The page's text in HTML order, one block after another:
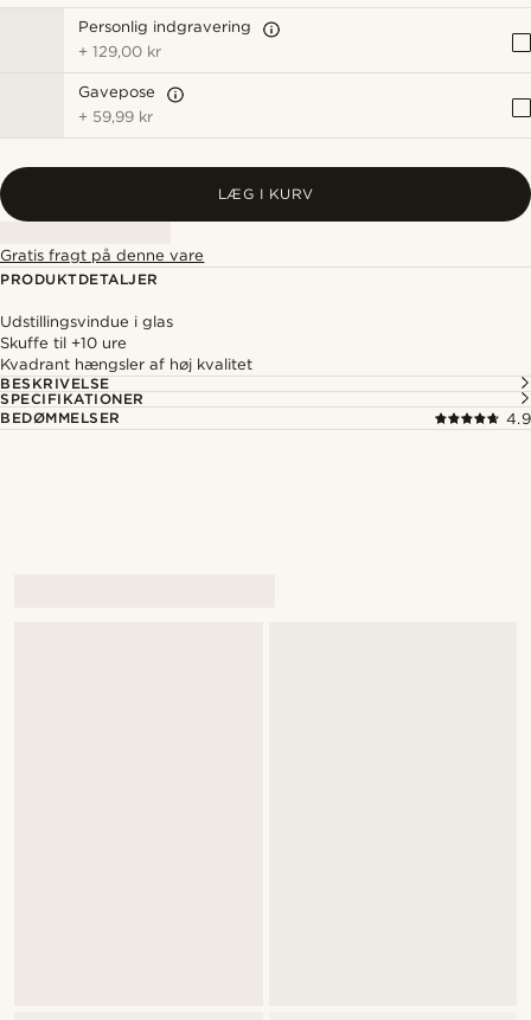
Personlig indgravering
+129,00 kr
Gavepose
+ 59,99 kr
LÆG I KURV
Gratis fragt på denne vare
PRODUKTDETALJER
Udstillingsvindue i glas
Skuffe til +10 ure
Kvadrant hængsler af høj kvalitet
BESKRIVELSE
SPECIFIKATIONER
BEDØMMELSER
4.9